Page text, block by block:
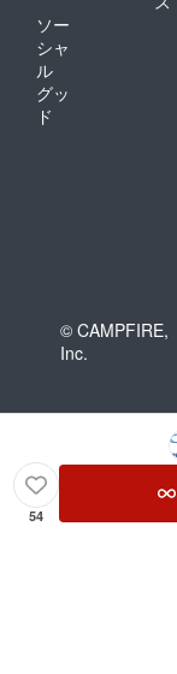
ソー
シャ
ル
グッ
ド
© CAMPFIRE,
Inc.
54